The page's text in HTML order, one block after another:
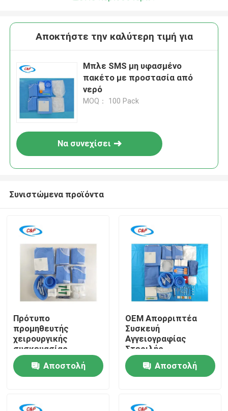
Σπίτι
Προϊόντα
Βίντεο
Αποκτήστε την καλύτερη τιμή για
Μπλε SMS μη υφασμένο
πακέτο με προστασία από
νερό
MOQ： 100 Pack
Να συνεχίσει
Συνιστώμενα προϊόντα
Πρότυπο
προμηθευτής
χειρουργικής
συσκευασίας
αγγειογραφίας μιας
χρήσης από μη
υφαντό υλικό για
Αποστολή
OEM Απορριπτέα
Συσκευή
Αγγειογραφίας
Στεριλής
Κάρδιοαγγειακής
Χειρουργικής
Αποστολή